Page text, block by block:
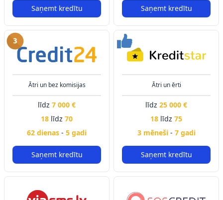
Saņemt kredītu Saņemt kredītu
Ātri un bez komisijas
līdz 7 000 €
18 līdz 70
62 dienas - 5 gadi
Saņemt kredītu
Ātri un ērti
līdz 25 000 €
18 līdz 75
3 mēneši - 7 gadi
Saņemt kredītu